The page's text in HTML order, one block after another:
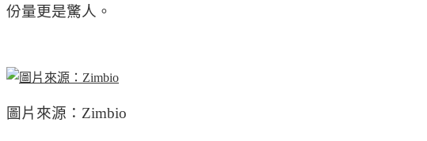
份量更是驚人。
圖片來源：Zimbio